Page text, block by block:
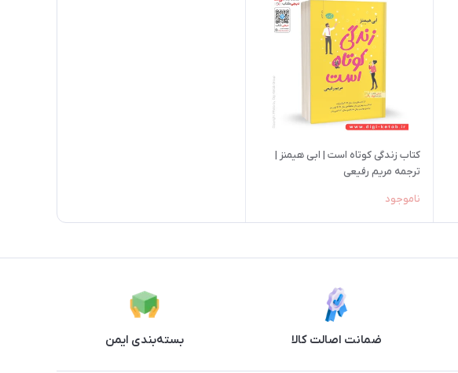
کتاب زندگی کوتاه است | ابی هیمنز |
ترجمه‌ مریم رفیعی
ناموجود
ضمانت اصالت کالا بسته‌بندی ایمن